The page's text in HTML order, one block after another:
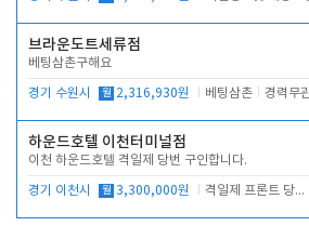
브라운도트세류점
베팅삼촌구해요
경기 수원시 월 2,316,930원 베팅삼촌 경력무
하운드호텔 이천터미널점
이천 하운드호텔 격일제 당번 구인합니다.
경기 이천시 월 3,300,000원 격일제 프론트 당번 업무로 주차 및 객실 점검